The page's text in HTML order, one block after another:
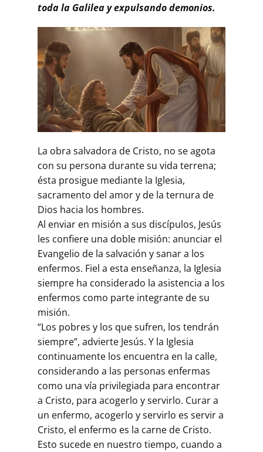
toda la Galilea y expulsando demonios.
La obra salvadora de Cristo, no se agota
con su persona durante su vida terrena;
ésta prosigue mediante la Iglesia,
sacramento del amor y de la ternura de
Dios hacia los hombres.
Al enviar en misión a sus discípulos, Jesús
les confiere una doble misión: anunciar el
Evangelio de la salvación y sanar a los
enfermos. Fiel a esta enseñanza, la Iglesia
siempre ha considerado la asistencia a los
enfermos como parte integrante de su
misión.
“Los pobres y los que sufren, los tendrán
siempre”, advierte Jesús. Y la Iglesia
continuamente los encuentra en la calle,
considerando a las personas enfermas
como una vía privilegiada para encontrar
a Cristo, para acogerlo y servirlo. Curar a
un enfermo, acogerlo y servirlo es servir a
Cristo, el enfermo es la carne de Cristo.
Esto sucede en nuestro tiempo, cuando a